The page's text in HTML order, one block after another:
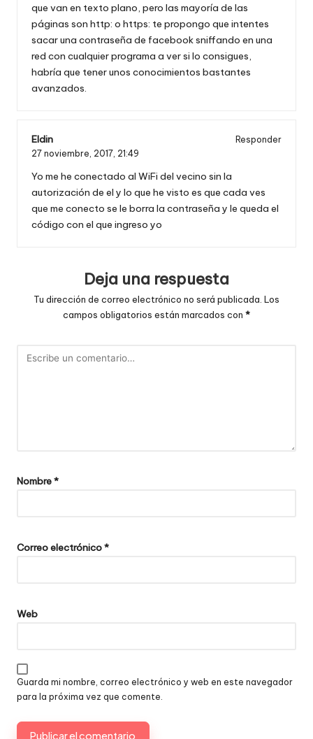
que van en texto plano, pero las mayoría de las
páginas son http: o https: te propongo que intentes
sacar una contraseña de facebook sniffando en una
red con cualquier programa a ver si lo consigues,
habría que tener unos conocimientos bastantes
avanzados.
Eldin
Responder
27 noviembre, 2017, 21:49
Yo me he conectado al WiFi del vecino sin la
autorización de el y lo que he visto es que cada ves
que me conecto se le borra la contraseña y le queda el
código con el que ingreso yo
Deja una respuesta
Tu dirección de correo electrónico no será publicada. Los
campos obligatorios están marcados con *
Nombre*
Correo electrónico*
Web
Guarda mi nombre, correo electrónico y web en este navegador
para la próxima vez que comente.